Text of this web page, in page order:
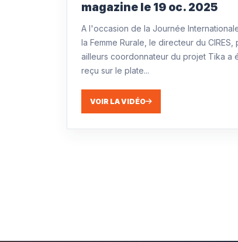
magazine le 19 oc. 2025
A l'occasion de la Journée
la Femme Rurale, le directeur du CIRES,
ailleurs coordonnateur du projet Tika a
reçu sur le plate...
VOIR LA VIDÉO